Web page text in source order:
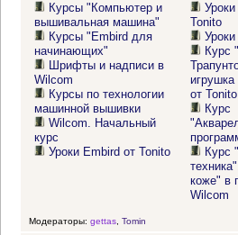
Курсы "Компьютер и
вышивальная машина"
Курсы "Embird для
начинающих"
Шрифты и надписи в
Wilcom
Курсы по технологии
машинной вышивки
Wilcom. Начальный
курс
Уроки Embird от Tonito
Tonito
Курс
от Tonito
Курс
Курс
коже" в
Wilcom
Модераторы: gettas, Tomin